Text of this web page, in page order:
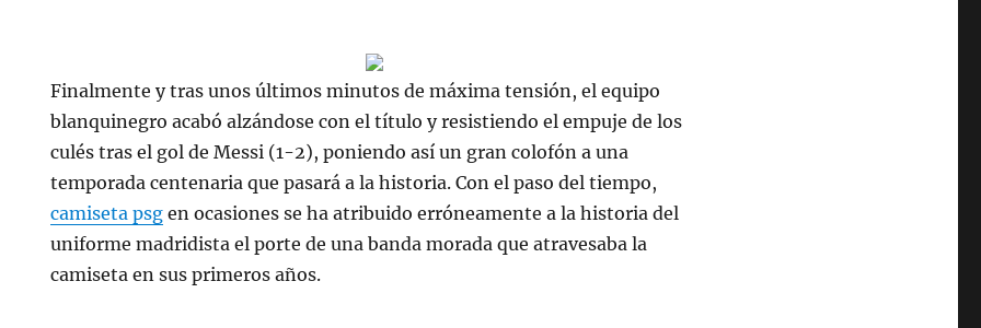
Finalmente y tras unos últimos minutos de máxima tensión, el equipo
blanquinegro acabó alzándose con el título y resistiendo el empuje de los
culés tras el gol de Messi (1-2), poniendo así un gran colofón a una
temporada centenaria que pasará a la historia. Con el paso del tiempo,
camiseta psg en ocasiones se ha atribuido erróneamente a la historia del
uniforme madridista el porte de una banda morada que atravesaba la
camiseta en sus primeros años.